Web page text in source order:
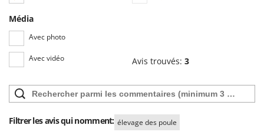
Simatech
Sirman
Skil
Smeg
Média
Avec photo
Avec vidéo Avis trouvés: 3
Filtrer les avis qui nomment: élevage des poule